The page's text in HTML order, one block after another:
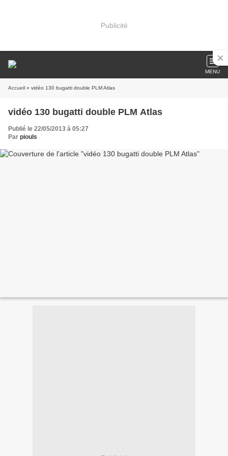
Publicité
MENU
Accueil » vidéo 130 bugatti double PLM Atlas
vidéo 130 bugatti double PLM Atlas
Publié le 22/05/2013 à 05:27
Par piouls